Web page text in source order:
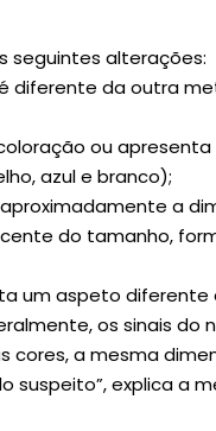
seguintes alterações:
diferente da outra
ou
azul e branco);
a
do tamanho,
um aspeto
os sinais
a mesma
suspeito”, explica a